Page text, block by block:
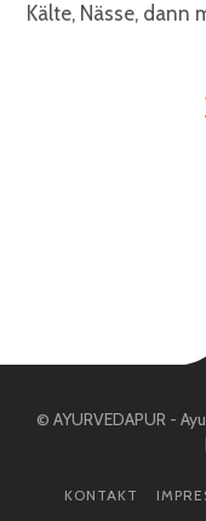
Kälte, Nässe, dann
© AYURVEDAPUR -
KONTAKT